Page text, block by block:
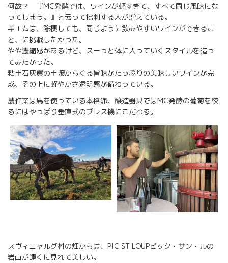
何故？ 『MC発酵では、ワインが軽すぎて、すべて同じ風味にな
ってしまう。』と云って批判する人が増えている。
ギエムは、除梗しても、同じように飲みやすいワインができるこ
と、に挑戦したかった。
やや濃縮感があるけど、スーっと体に入っていくスタイルを造っ
てみたかった。
粘土石灰質の土壌からくる旨味がたっぷりの美味しいワインが完
成、その上に軽やかさ透明感が備わっている。
農作業は馬を使っている本格派、醸造器具ではMC発酵の葡萄を絞
るにはやっぱり垂直式のプレス機にこだわる。
スヴィニャルグ村の畑からは、PIC ST LOUPピック・サン・ルの
岩山が遠くに見れて美しい。